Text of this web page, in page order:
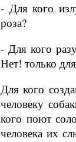
- Для кого
роза?
- Для кого
Нет! только
Для кого
человеку
кого поют
человека их